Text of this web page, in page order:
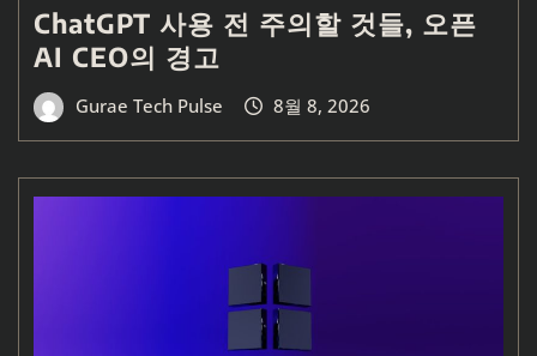
ChatGPT 사용 전 주의할 것들, 오픈
AI CEO의 경고
Gurae Tech Pulse 8월 8, 2026